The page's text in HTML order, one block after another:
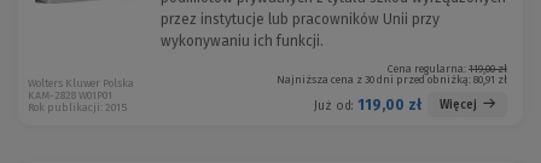
przez instytucje lub pracowników Unii przy
wykonywaniu ich funkcji.
Cena regularna: 119,00 zł
Najniższa cena z 30 dni przed obniżką: 80,91 zł
Już od: 119,00 zł Więcej
Wolters Kluwer Polska
KAM-2828 W01P01
Rok publikacji: 2015